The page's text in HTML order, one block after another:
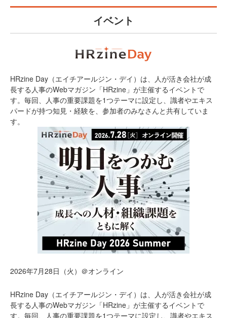
イベント
HRzine Day（エイチアールジン・デイ）は、人が活き会社が成
長する人事のWebマガジン「HRzine」が主催するイベントで
す。毎回、人事の重要課題を1つテーマに設定し、識者やエキス
パードが持つ知見・経験を、参加者のみなさんと共有していま
す。
2026年7月28日（火）＠オンライン
HRzine Day（エイチアールジン・デイ）は、人が活き会社が成
長する人事のWebマガジン「HRzine」が主催するイベントで
す。毎回、人事の重要課題を1つテーマに設定し、識者やエキス